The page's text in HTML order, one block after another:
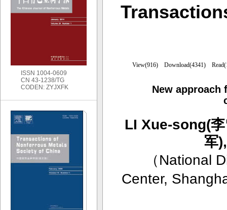
New approach
LI Xue-song(
军
（National
Center,
ISSN 1004-0609
CN 43-1238/TG
CODEN: ZYJXFK